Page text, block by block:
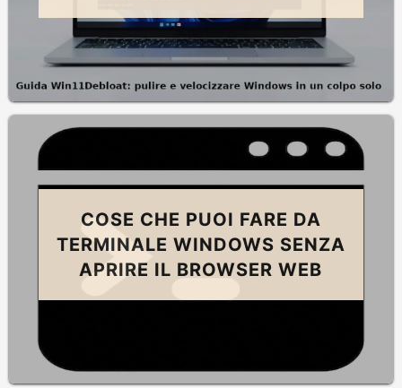
COSE CHE PUOI FARE DA
TERMINALE WINDOWS SENZA
APRIRE IL BROWSER WEB